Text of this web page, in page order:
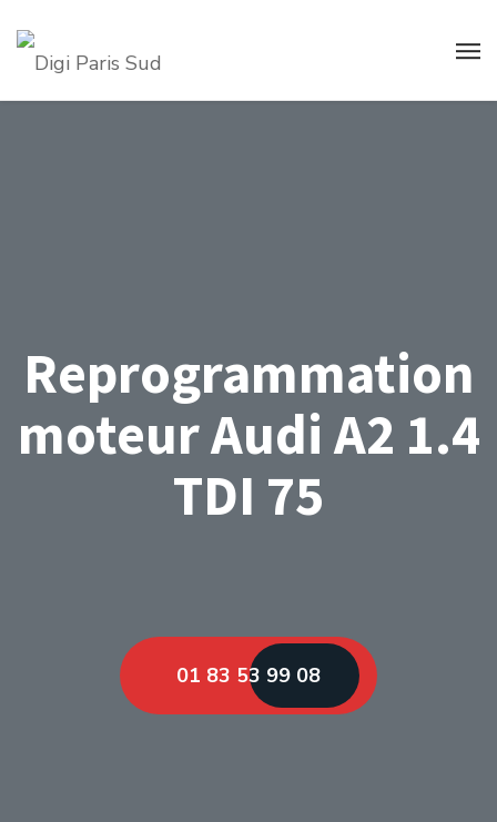
Reprogrammation
moteur Audi A2 1.4
TDI 75
01 83 53 99 08